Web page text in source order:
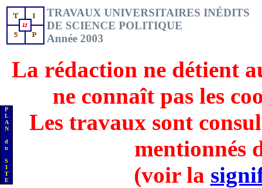
P
L
A
N
d
u
S
I
T
E
TRAVAUX UNIVERSITAIRES INÉDITS
DE SCIENCE POLITIQUE
Année 2003
La rédaction ne détient
ne connaît pas les
Les travaux sont
mentionnés
(voir la